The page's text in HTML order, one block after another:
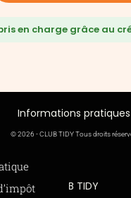
en charge grâce au
Informations pratiques
© 2026 - CLUB TIDY Tous droits
CLUB TIDY